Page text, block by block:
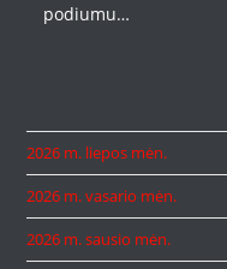
podiumu…
2026 m. liepos mėn.
2026 m. vasario mėn.
2026 m. sausio mėn.